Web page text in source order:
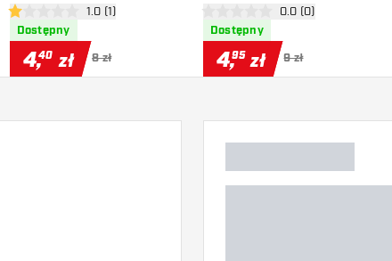
otwórz panel recenzji
1 gwiazdki oceny1.0 (1)
Dostępny
4,40 zł 8 zł
otwórz panel recenzji
0 gwiazdki oceny0.0 (0)
Dostępny
4,95 zł 9 zł